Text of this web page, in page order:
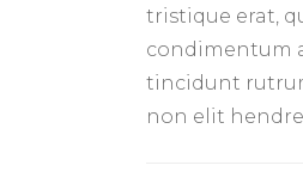
tristique erat,
condimentum
tincidunt
non elit